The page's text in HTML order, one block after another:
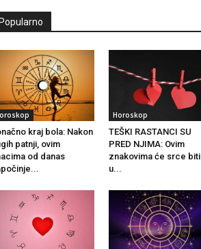
Popularno
kraj bola: Nakon
patnji, ovim
od danas
Horoskop
TEŠKI RASTANCI SU
PRED NJIMA: Ovim
znakovima će srce biti
u...